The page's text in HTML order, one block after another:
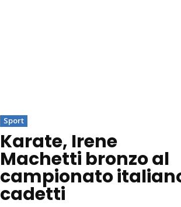
Sport
Karate, Irene
Machetti bronzo al
campionato
cadetti